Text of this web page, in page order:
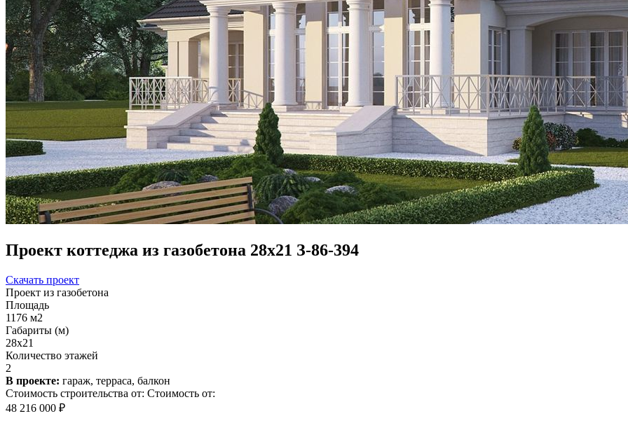
Проект коттеджа из газобетона 28х21 З-86-394
Скачать проект
Проект из газобетона
Площадь
1176 м2
Габариты (м)
28x21
Количество этажей
2
В проекте: гараж, терраса, балкон
Стоимость строительства от: Стоимость от:
48 216 000 ₽